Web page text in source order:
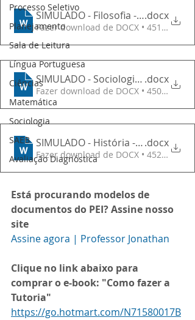
Processo Seletivo
Planejamento
Sala de Leitura
Língua Portuguesa
Ciências
Matemática
Sociologia
SAEB
Avaliação Diagnóstica
SIMULADO - Filosofia - 1ª Série
.docx
Fazer download de DOCX • 451KB
SIMULADO - Sociologia - 2ª Série
.docx
Fazer download de DOCX • 450KB
SIMULADO - História - 3ª Série
.docx
Fazer download de DOCX • 452KB
Está procurando modelos de
documentos do PEI? Assine nosso
site
Assine agora | Professor Jonathan
Clique no link abaixo para
comprar o e-book: "Como fazer a
Tutoria"
https://go.hotmart.com/N71580017B